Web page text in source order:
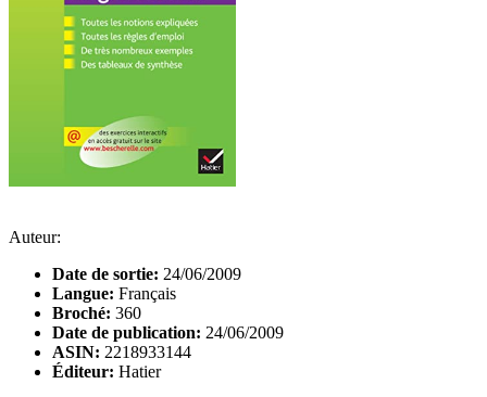
Auteur:
Date de sortie: 24/06/2009
Langue: Français
Broché: 360
Date de publication: 24/06/2009
ASIN: 2218933144
Éditeur: Hatier